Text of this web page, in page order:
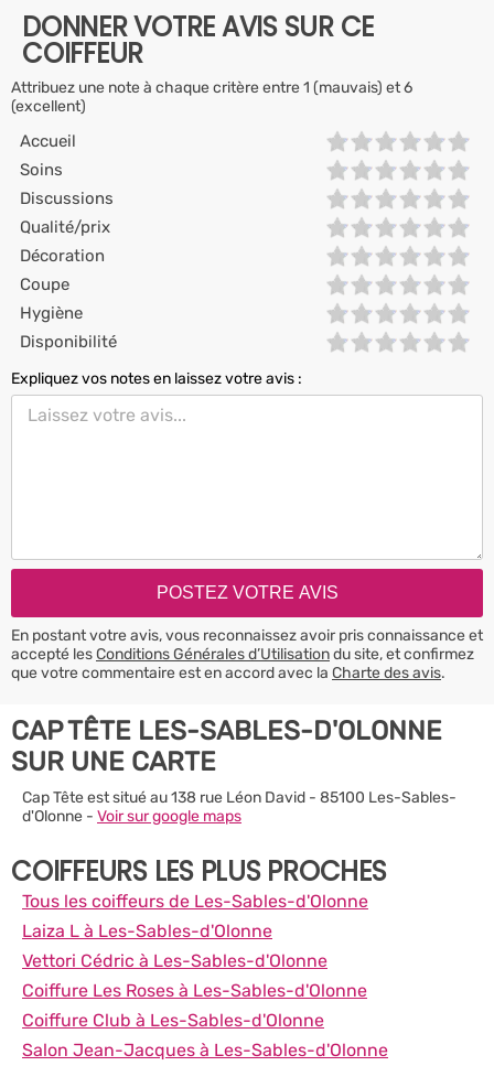
DONNER VOTRE AVIS SUR CE
COIFFEUR
Attribuez une note à chaque critère entre 1 (mauvais) et 6
(excellent)
Accueil
Soins
Discussions
Qualité/prix
Décoration
Coupe
Hygiène
Disponibilité
Expliquez vos notes en laissez votre avis :
En postant votre avis, vous reconnaissez avoir pris connaissance et
accepté lesConditions Générales d’Utilisationdu site, et confirmez
que votre commentaire est en accord avec la Charte des avis.
CAP TÊTE LES-SABLES-D'OLONNE
SUR UNE CARTE
Cap Tête est situé au 138 rue Léon David - 85100 Les-Sables-
d'Olonne - Voir sur google maps
COIFFEURS LES PLUS PROCHES
Tous les coiffeurs de Les-Sables-d'Olonne
Laiza L à Les-Sables-d'Olonne
Vettori Cédric à Les-Sables-d'Olonne
Coiffure Les Roses à Les-Sables-d'Olonne
Coiffure Club à Les-Sables-d'Olonne
Salon Jean-Jacques à Les-Sables-d'Olonne